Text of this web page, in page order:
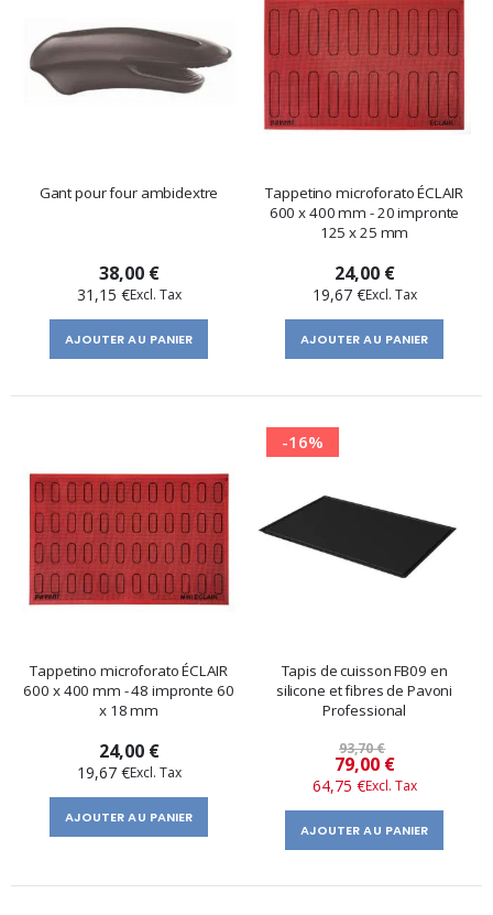
Gant pour four ambidextre
38,00 €
31,15 €
AJOUTER AU PANIER
Tappetino microforato ÉCLAIR
600 x 400 mm - 20 impronte
125 x 25 mm
24,00 €
19,67 €
AJOUTER AU PANIER
Tappetino microforato ÉCLAIR
600 x 400 mm - 48 impronte 60
x 18 mm
24,00 €
19,67 €
AJOUTER AU PANIER
-16%
Tapis de cuisson FB09 en
silicone et fibres de Pavoni
Professional
93,70 €
Prix
​​
spécial
79,00 €
64,75 €
AJOUTER AU PANIER